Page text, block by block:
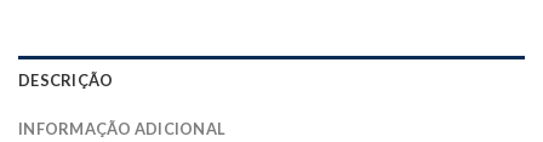
DESCRIÇÃO
INFORMAÇÃO ADICIONAL